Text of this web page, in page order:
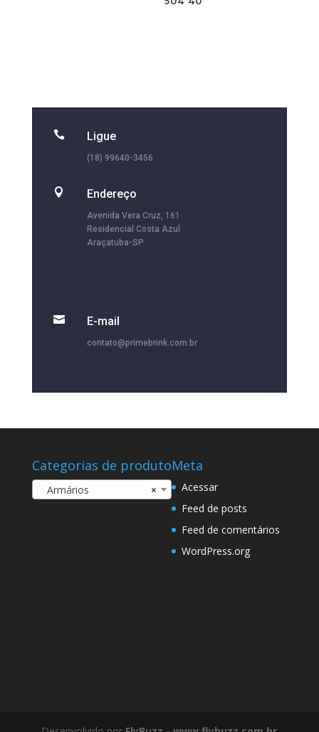
 Ligue
(18) 99640-3456
 Endereço
Avenida Vera Cruz, 161
Residencial Costa Azul
Araçatuba-SP
 E-mail
contato@primebrink.com.br
Categorias de produto
×
Armários
Meta
Acessar
Feed de posts
Feed de comentários
WordPress.org